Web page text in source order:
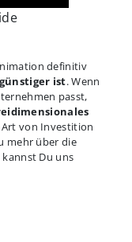
definitiv
günstiger ist. Wenn
passt,
Art von Investition
mehr über die
Du uns